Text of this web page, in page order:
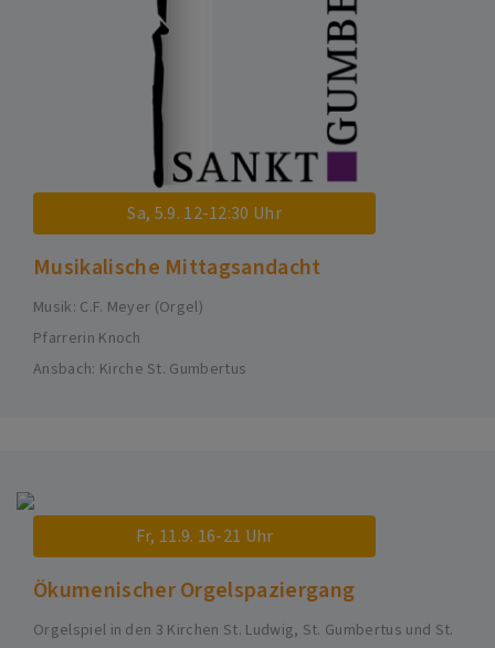
Sa, 5.9. 12-12:30 Uhr
Musikalische Mittagsandacht
Musik: C.F. Meyer (Orgel)
Pfarrerin Knoch
Ansbach Kirche St. Gumbertus
Fr, 11.9. 16-21 Uhr
Ökumenischer Orgelspaziergang
Orgelspiel in den 3 Kirchen St. Ludwig, St. Gumbertus und St.